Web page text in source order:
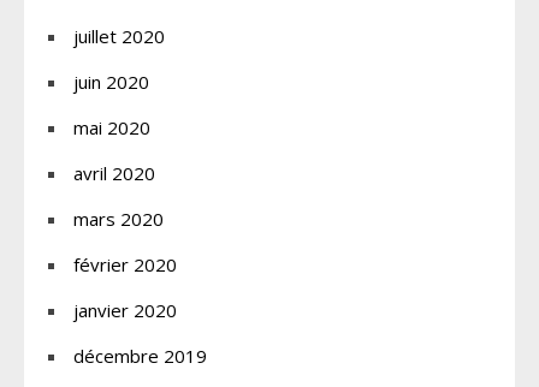
juillet 2020
juin 2020
mai 2020
avril 2020
mars 2020
février 2020
janvier 2020
décembre 2019